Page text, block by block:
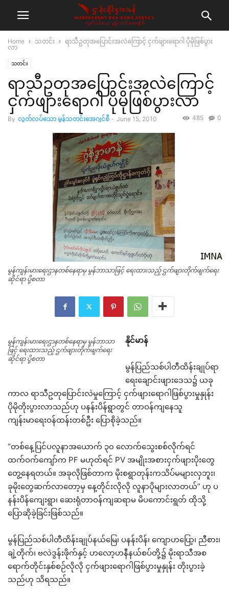
Home သတင်း
ရာသီဥတုအပြောင်းအလဲကြောင့် ငှက်ဖျားရောဂါ ပိုမိုဖြစ်ပွား
လာ
သတင်း
ရာသီဥတုအပြောင်းအလဲကြောင့်
ငှက်ဖျားရောဂါ ပိုမိုဖြစ်ပွားလာ
By လွတ်လပ်သော မွန်သတင်းအေဂျင်စီ - June 15, 2010 0
485
မွန်ကျန်းမားရေးဌာနတစ်နေရာမှ မွန်ဘာသာဖြင့် ရေးထားသည့် ဌက်ဖျားတိုက်ဖျက်ရေး
ဆိုင်ရာ ပို့စတာ
မွန်ကျန်းမားရေးဌာနတစ်နေရာမှ မွန်ဘာသာ
ဖြင့် ရေးထားသည့် ဌက်ဖျားတိုက်ဖျက်ရေး
ဆိုင်ရာ ပို့စတာ
နိုင်မာန်
မွန်ပြည်သစ်ပါတီထိန်းချုပ်ရာ
ရေးချောင်းဖျားဒေသ၌ ယခု
ကာလ ရာသီဥတုပြောင်းလဲမှုကြောင့် ငှက်ဖျားရောဂါဖြစ်ပွားမှုနှုန်း
ပိုမိုတိုးပွားလာသည်ဟု ပနန်းပိန်ရွာတွင် တာဝန်ကျနေသူ
ကျန်းမာရေးဝန်ထန်းတစ်ဦး ပြောစိုခဲ့သည်။
“တစ်နေ့ပြင်ပလူနာအယောက် ၃၀ လောက်သွေးစစ်လိုက်ရင်
ထက်ဝက်ကျော်က PF မဟုတ်ရင် PV အမျိုးအစားငှက်ဖျားပိုးတွေ
တွေ့နေရတယ်။ အခုလိုဖြစ်တာက မိုးစရွာတုန်းကသိပ်မများလှဘူး၊
ခုမိုးတွေဆက်လာတော့မှ နေ့တိုင်းလိုလို လူနာပိုများလာတယ်” ဟု ပ
နန်းပိန်ကျေးရွာ၊ ဆေးရုံတာဝန်ကျဆရာမ မိပကောင်းရွတ် ထိုသို့
ပြောဆိုခဲ့ခြင်းဖြစ်သည်။
မွန်ပြည်သစ်ပါတီထိန်းချုပ်နယ်မြေ၊ ပနန်းပိန်၊ ကျောဟပြော့၊ ညီစား၊
ချဲ့တိုက်၊ ဗလဲဒွန်းဖိုက်နှင့် ဟလော့ဟနီနယ်စပ်တို့၌ မိုးရာသီအစ
ရောက်တိုင်းနှစ်စဉ်လိုလို ငှက်ဖျားရောဂါဖြစ်ပွားမှုနှုန်း တိုးပွားခဲ့
သည်ဟု သိရသည်။